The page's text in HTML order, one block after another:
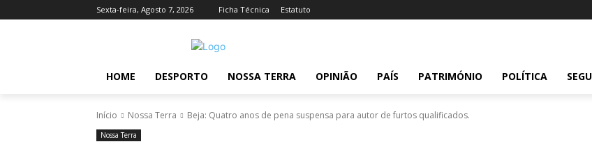
Sexta-feira, Agosto 7, 2026 Ficha Técnica Estatuto
HOME DESPORTO NOSSA TERRA OPINIÃO PAÍS PATRIMÓNIO POLÍTICA
Início Nossa Terra Beja: Quatro anos de pena suspensa para autor de furtos qualificados.
Nossa Terra